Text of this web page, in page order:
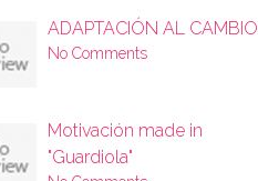
ADAPTACIÓN AL CAMBIO
No Comments
Motivación made in
"Guardiola"